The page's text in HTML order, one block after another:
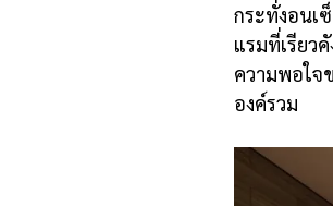
กระทั่งอนเ
แรมที่เรียว
ความพอใจ
องค์รวม